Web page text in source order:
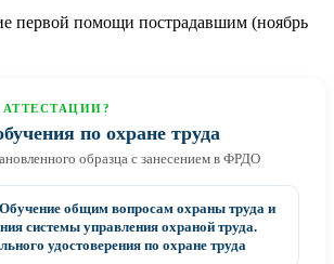
первой помощи пострадавшим (ноябрь
по охране труда
образца с занесением в ФРДО
общим вопросам охраны труда и
системы управления охраной труда.
удостоверения по охране труда